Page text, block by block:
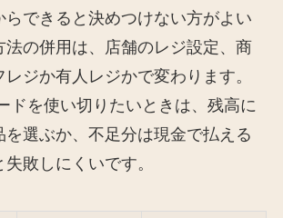
らできると決めつけない方がよい
法の併用は、店舗のレジ設定、商
ジか有人レジかで変わります。
ドを使い切りたいときは、残高に
を選ぶか、不足分は現金で払える
敗しにくいです。